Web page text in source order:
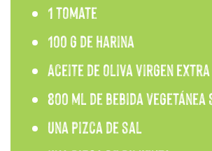
1 tomate
100 g de harina
Aceite de oliva virgen extra
800 ml de bebida Vegetánea
Una pizca de sal